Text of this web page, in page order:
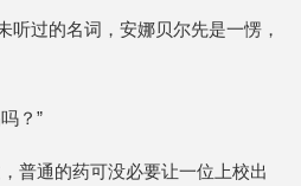
听过的名词，安娜贝尔先是一愣，
？”
普通的药可没必要让一位上校出